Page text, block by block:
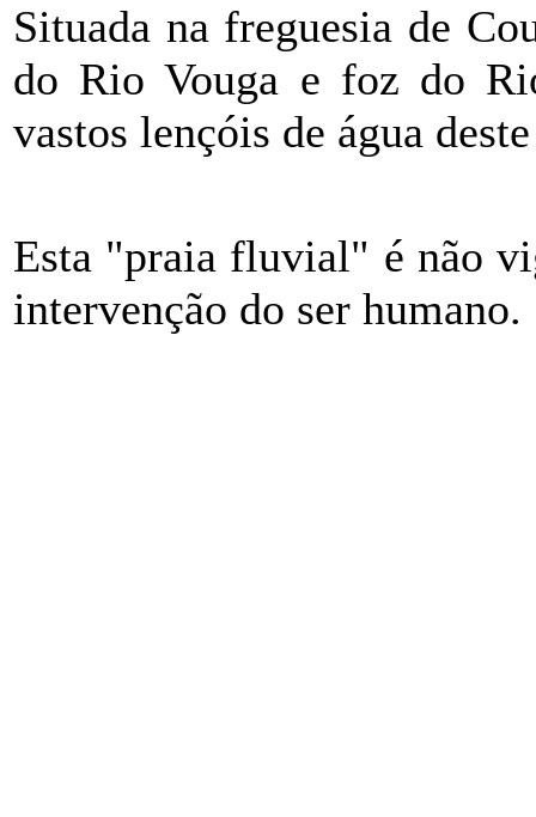
Situada na freguesia de
do Rio Vouga e foz do
vastos lençóis de água
Esta "praia fluvial" é não
intervenção do ser humano.